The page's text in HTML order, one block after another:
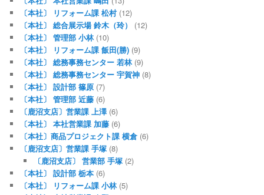
〔本社〕 リフォーム課 松村(12)
〔本社〕 総合展示場 鈴木（玲）
(12)
〔本社〕 管理部 小林(10)
〔本社〕 リフォーム課 飯田(勝) (9)
〔本社〕 総務事務センター 若林(9)
〔本社〕 総務事務センター 宇賀神 (8)
〔本社〕 設計部 篠原 (7)
〔本社〕 管理部 近藤 (6)
〔鹿沼支店〕営業課 上澤(6)
〔本社〕 本社営業課 加藤 (6)
〔本社〕商品プロジェクト課 横倉 (6)
〔鹿沼支店〕営業課 手塚 (8)
〔鹿沼支店〕 営業部 手塚(2)
〔本社〕 設計部 栃本 (6)
〔本社〕 リフォーム課 小林(5)